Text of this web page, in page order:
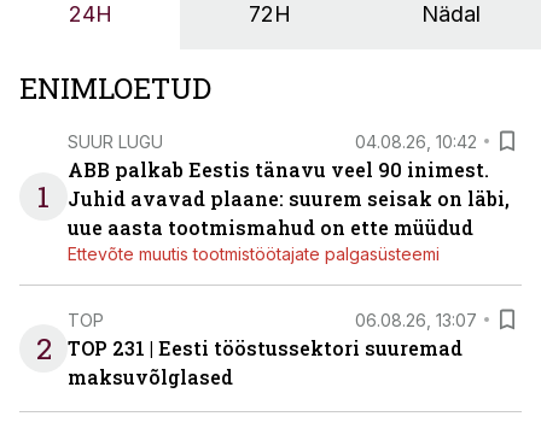
OÜ tegevjuht Sander Mitendorf.
24H 72H Nädal
ENIMLOETUD
1
SUUR LUGU 04.08.26, 10:42
ABB palkab Eestis tänavu veel 90 inimest.
Juhid avavad plaane: suurem seisak on läbi,
uue aasta tootmismahud on ette müüdud
Ettevõte muutis tootmistöötajate palgasüsteemi
2
TOP 06.08.26, 13:07
TOP 231 | Eesti tööstussektori suuremad
maksuvõlglased